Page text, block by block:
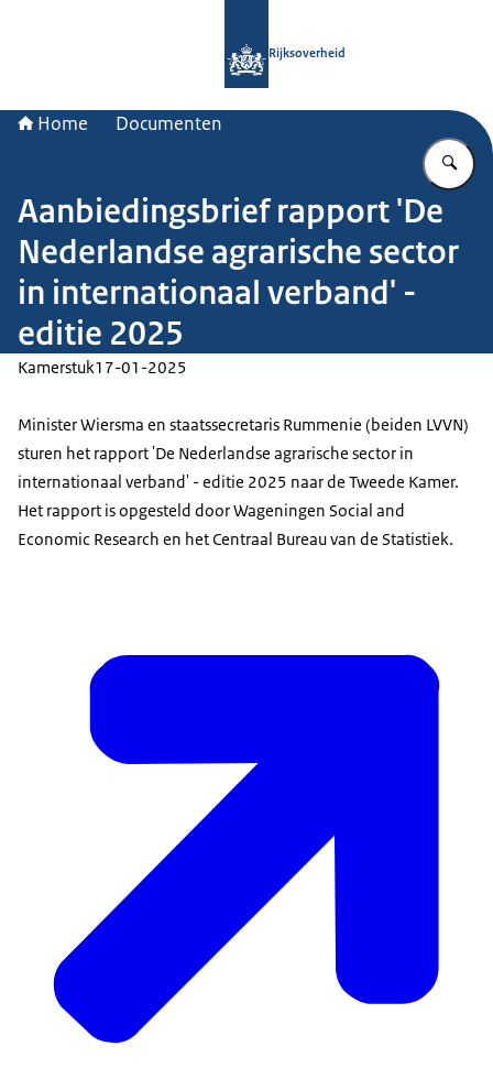
Rijksoverheid
Home Documenten
Aanbiedingsbrief rapport 'De
Nederlandse agrarische sector
in internationaal verband' -
editie 2025
Kamerstuk17-01-2025
Minister Wiersma en staatssecretaris Rummenie (beiden LVVN)
sturen het rapport 'De Nederlandse agrarische sector in
internationaal verband' - editie 2025 naar de Tweede Kamer.
Het rapport is opgesteld door Wageningen Social and
Economic Research en het Centraal Bureau van de Statistiek.